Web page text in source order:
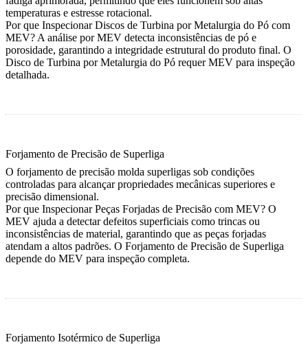
temperaturas e estresse rotacional.
Por que Inspecionar Discos de Turbina por Metalurgia do Pó com
MEV? A análise por MEV detecta inconsistências de pó e
porosidade, garantindo a integridade estrutural do produto final. O
Disco de Turbina por Metalurgia do Pó requer MEV para inspeção
detalhada.
Forjamento de Precisão de Superliga
O forjamento de precisão molda superligas sob condições
controladas para alcançar propriedades mecânicas superiores e
precisão dimensional.
Por que Inspecionar Peças Forjadas de Precisão com MEV? O
MEV ajuda a detectar defeitos superficiais como trincas ou
inconsistências de material, garantindo que as peças forjadas
atendam a altos padrões. O Forjamento de Precisão de Superliga
depende do MEV para inspeção completa.
Forjamento Isotérmico de Superliga